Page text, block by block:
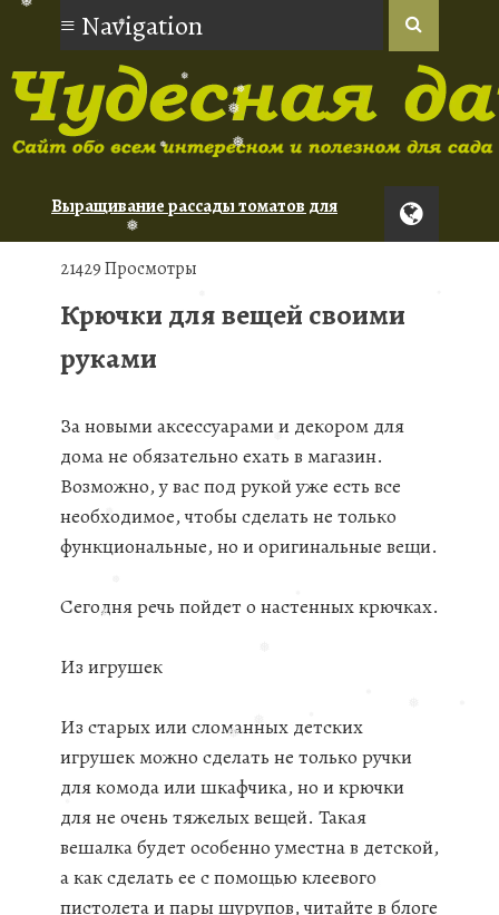
❅
❅
❅
❅
❅
❅
❅
❅ ❅
❅
❅
❅
Выращивание рассады томатов для
Орхидеи: советы по уходу для
начинающих
Туя: сорта для живой изгороди
21429 Просмотры
Крючки для вещей своими
руками
За новыми аксессуарами и декором для
дома не обязательно ехать в магазин.
Возможно, у вас под рукой уже есть все
необходимое, чтобы сделать не только
функциональные, но и оригинальные вещи.
Сегодня речь пойдет о настенных крючках.
Из игрушек
Из старых или сломанных детских
игрушек можно сделать не только ручки
для комода или шкафчика, но и крючки
для не очень тяжелых вещей. Такая
вешалка будет особенно уместна в детской,
а как сделать ее с помощью клеевого
пистолета и пары шурупов, читайте в блоге